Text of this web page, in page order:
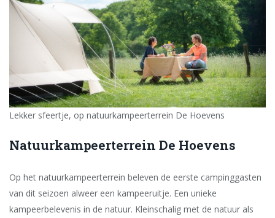
Lekker sfeertje, op natuurkampeerterrein De Hoevens
Natuurkampeerterrein De Hoevens
Op het natuurkampeerterrein beleven de eerste campinggasten
van dit seizoen alweer een kampeeruitje. Een unieke
kampeerbelevenis in de natuur. Kleinschalig met de natuur als